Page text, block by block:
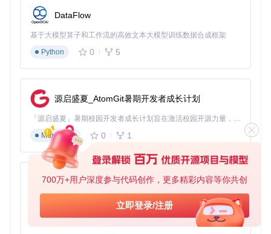
700万+用户深度参与代码创作，更多精彩内容等你共创
立即登录/注册
权重设置：
混合度配置：80-90
输出设置：图像缩放设为
2.0 倍，确保细节锐度
辅助优化：
启用face_editor模块，微调眼部和唇部细节
开启面部 landmark 优化，确保特征点精准定位
💡 专家提示：专业摄影处理中，建议先进行基础增强，再通过
face_editor进行局部微调，可获得更自然的细节表现。
历史照片修复：破损图像拯救方案
老照片修复需要平衡修复强度与历史质感保留，以下参数组合
专为破损、褪色图像设计：
修复参数配置：
DataFlow
基于大模型算子和工作流的高效文本大模型训练数据合成框架
Python
0 5
源启盛夏_AtomGit暑期开发者成长计划
「源启盛夏」暑期校园开发者成长计划旨在激活校园开源力量，通过积分激励、认证扶持、资源倾斜等形式，引导高校组织和开发者完成「入驻 — 建项目 — 做贡献 — 获认证 — 得资源」的完整闭环。无论你是想带领社团入驻平台的组织者，还是希望用代码贡献证明自己的开发者，都能在这里找到属于你的成长路径。
Markdown
0 1
py-xiaozhi
基于Python的Xiaozhi AI，适用于想要完整Xiaozhi体验而无需拥有专用硬件的用户。
Python
0 1